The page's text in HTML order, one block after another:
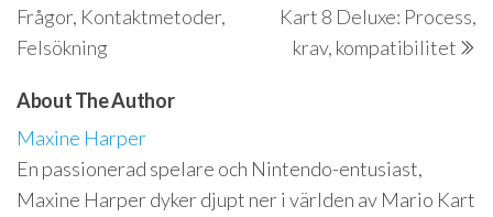
Frågor, Kontaktmetoder,
Felsökning
Kart 8 Deluxe: Process,
krav, kompatibilitet
About The Author
Maxine Harper
En passionerad spelare och Nintendo-entusiast,
Maxine Harper dyker djupt ner i världen av Mario Kart